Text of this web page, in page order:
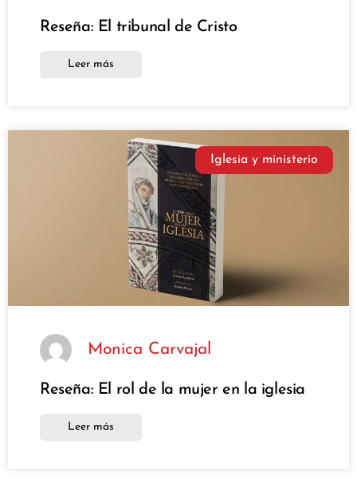
Reseña: El tribunal de Cristo
Leer más
Iglesia y ministerio
Monica Carvajal
Reseña: El rol de la mujer en la iglesia
Leer más